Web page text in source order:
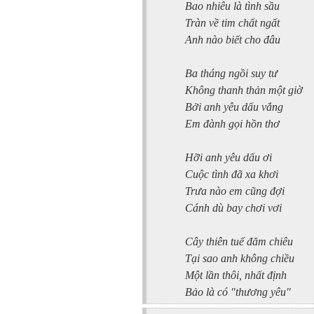
Bao nhiêu là tình sầu
Tràn về tim chất ngất
Anh nào biết cho đâu
Ba tháng ngồi suy tư
Không thanh thản một giờ
Bởi anh yêu dấu vắng
Em đành gọi hồn thơ
Hỡi anh yêu dấu ơi
Cuộc tình đã xa khơi
Trưa nào em cũng đợi
Cánh dù bay chơi vơi
Cây thiên tuế đăm chiêu
Tại sao anh không chiều
Một lần thôi, nhất định
Bảo là có "thương yêu"